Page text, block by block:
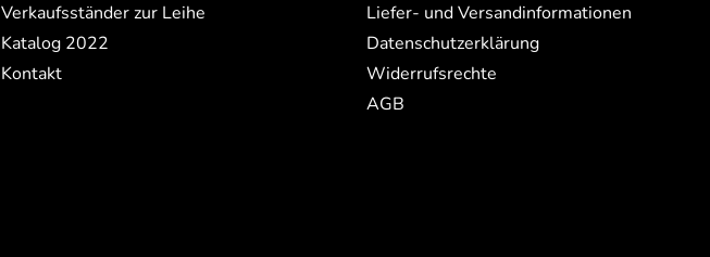
Verkaufsständer zur Leihe
Katalog 2022
Kontakt
Liefer- und Versandinformationen
Datenschutzerklärung
Widerrufsrechte
AGB